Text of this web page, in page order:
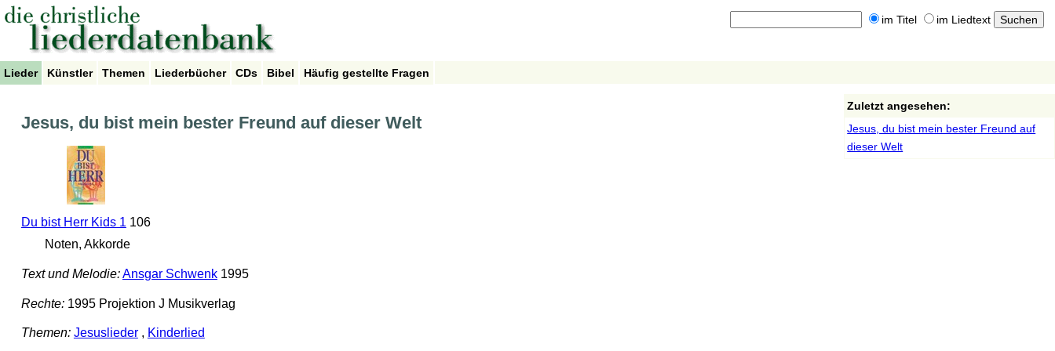
im Titel im Liedtext
Lieder Künstler Themen Liederbücher CDs Bibel Häufig gestellte Fragen
Jesus, du bist mein bester Freund auf dieser Welt
Du bist Herr Kids 1106
Noten, Akkorde
Text und Melodie:Ansgar Schwenk1995
Rechte:1995 Projektion J Musikverlag
Themen: Jesuslieder, Kinderlied
Zuletzt angesehen:
Jesus, du bist mein bester Freund auf
dieser Welt